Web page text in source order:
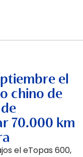
el
chino de
70.000 km
el eTopas 600,